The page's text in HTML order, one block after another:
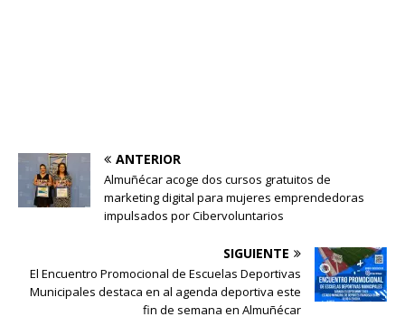
ANTERIOR
Almuñécar acoge dos cursos gratuitos de
marketing digital para mujeres emprendedoras
impulsados por Cibervoluntarios
SIGUIENTE
El Encuentro Promocional de Escuelas Deportivas
Municipales destaca en al agenda deportiva este
fin de semana en Almuñécar